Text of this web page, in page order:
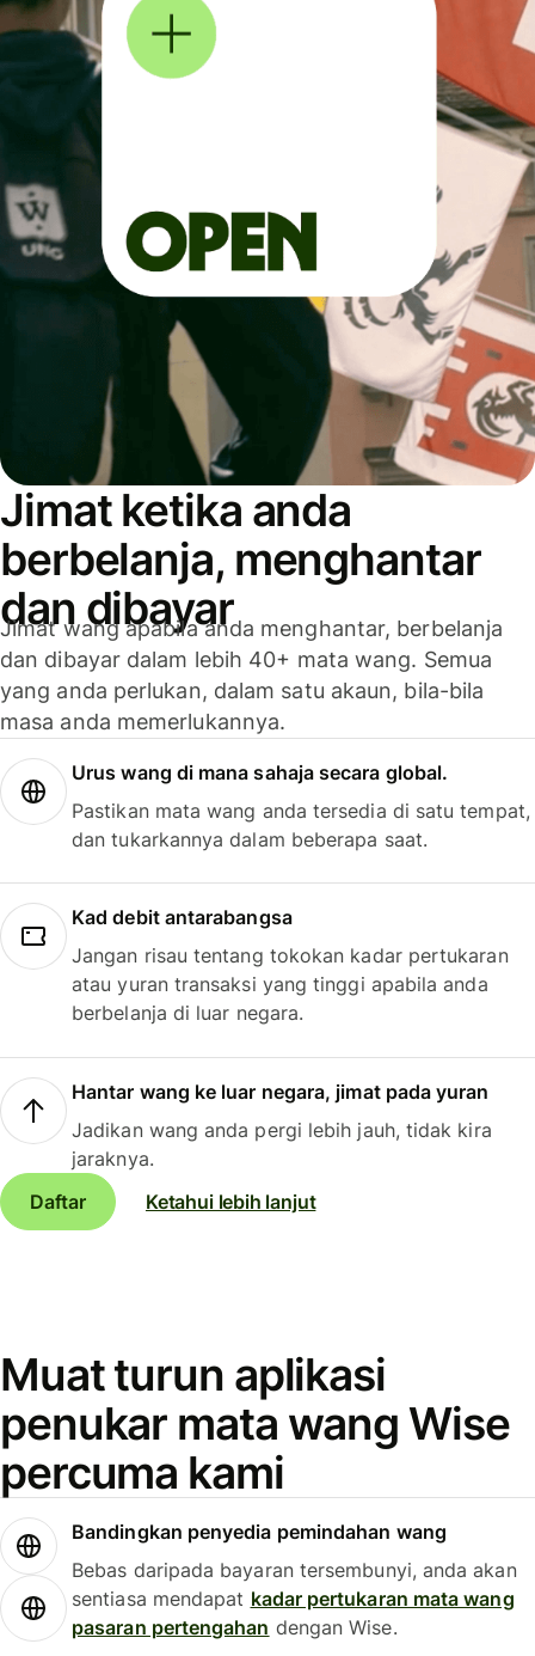
Jimat ketika anda
berbelanja, menghantar
dan dibayar
Jimat wang apabila anda menghantar, berbelanja
dan dibayar dalam lebih 40+ mata wang. Semua
yang anda perlukan, dalam satu akaun, bila-bila
masa anda memerlukannya.
Urus wang di mana sahaja secara global.
Pastikan mata wang anda tersedia di satu tempat,
dan tukarkannya dalam beberapa saat.
Kad debit antarabangsa
Jangan risau tentang tokokan kadar pertukaran
atau yuran transaksi yang tinggi apabila anda
berbelanja di luar negara.
Hantar wang ke luar negara, jimat pada yuran
Jadikan wang anda pergi lebih jauh, tidak kira
jaraknya.
Daftar
Ketahui lebih lanjut
Muat turun aplikasi
penukar mata wang Wise
percuma kami
Bandingkan penyedia pemindahan wang
Bebas daripada bayaran tersembunyi, anda akan
sentiasa mendapat kadar pertukaran mata wang
pasaran pertengahan dengan Wise.